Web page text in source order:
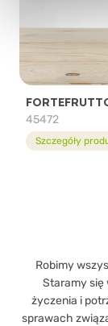
45472
Szczegóły
Robimy
Staramy się
życzenia i
sprawach